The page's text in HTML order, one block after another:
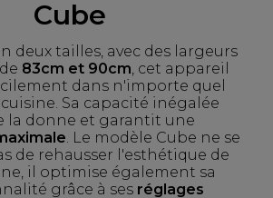
Cube
deux tailles, avec des largeurs
83cm et 90cm, cet appareil
dans n'importe quel
Sa capacité inégalée
la donne et garantit une
. Le modèle Cube ne se
de rehausser l'esthétique de
il optimise également sa
grâce à ses réglages